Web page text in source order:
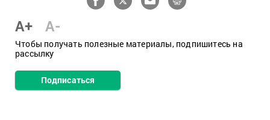
A+ A-
Чтобы получать полезные материалы, подпишитесь на
рассылку
Подписаться